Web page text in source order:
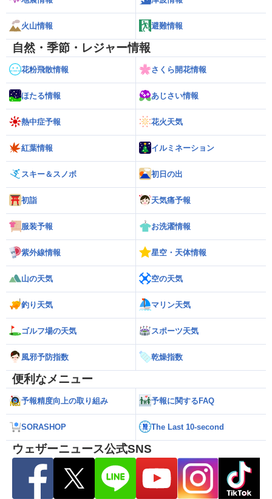
火山情報 避難情報
自然・季節・レジャー情報
花粉飛散情報 さくら開花情報
ほたる情報 あじさい情報
熱中症予報 花火天気
紅葉情報 イルミネーション
スキー＆スノボ 初日の出
初詣 天気痛予報
服装予報 お洗濯情報
紫外線情報 星空・天体情報
山の天気 空の天気
釣り天気 マリン天気
ゴルフ場の天気 スポーツ天気
風邪予防指数 乾燥指数
便利なメニュー
予報精度向上の取り組み 予報に関するFAQ
SORASHOP The Last 10-second
ウェザーニュース公式SNS